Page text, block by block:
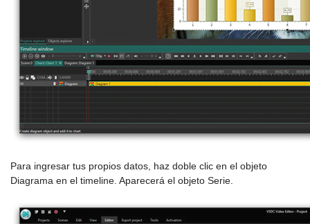
Para ingresar tus propios datos, haz doble clic en el objeto
Diagrama en el timeline. Aparecerá el objeto Serie.